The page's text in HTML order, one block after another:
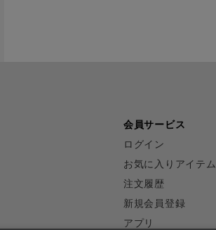
会員サービス
ログイン
お気に入りアイテム
注文履歴
新規会員登録
アプリ